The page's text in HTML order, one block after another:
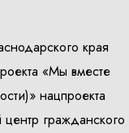
края
«Мы вместе
нацпроекта
гражданского